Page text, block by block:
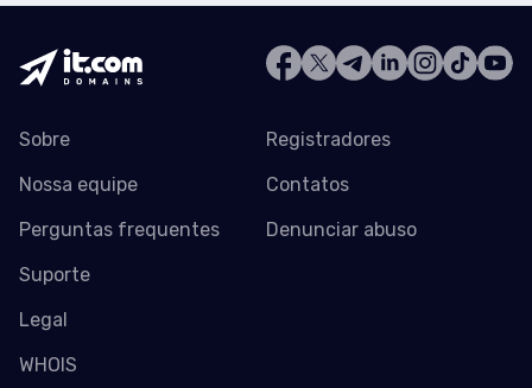
Sobre
Nossa equipe
Perguntas frequentes
Suporte
Legal
WHOIS
Registradores
Contatos
Denunciar abuso